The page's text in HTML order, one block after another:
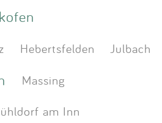
Hebertsfelden Julbach
Massing
am Inn